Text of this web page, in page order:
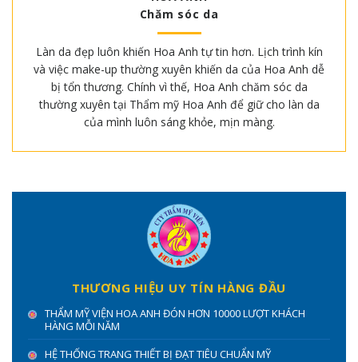
Chăm sóc da
Làn da đẹp luôn khiến Hoa Anh tự tin hơn. Lịch trình kín
và việc make-up thường xuyên khiến da của Hoa Anh dễ
bị tổn thương. Chính vì thế, Hoa Anh chăm sóc da
thường xuyên tại Thẩm mỹ Hoa Anh để giữ cho làn da
của mình luôn sáng khỏe, mịn màng.
THƯƠNG HIỆU UY TÍN HÀNG ĐẦU
THẨM MỸ VIỆN HOA ANH ĐÓN HƠN 10000 LƯỢT KHÁCH
HÀNG MỖI NĂM
HỆ THỐNG TRANG THIẾT BỊ ĐẠT TIÊU CHUẨN MỸ